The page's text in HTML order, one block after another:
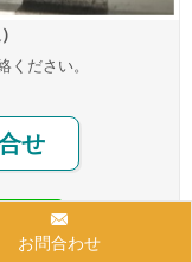
ください。
せ
お問合わせ